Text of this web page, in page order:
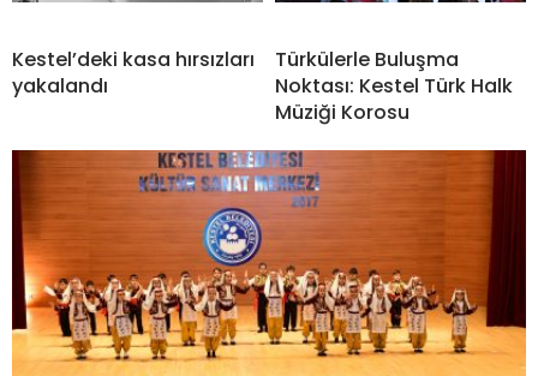
Kestel’deki kasa hırsızları
yakalandı
Türkülerle Buluşma
Noktası: Kestel Türk Halk
Müziği Korosu